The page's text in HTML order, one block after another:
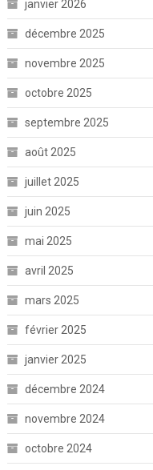
janvier 2026
décembre 2025
novembre 2025
octobre 2025
septembre 2025
août 2025
juillet 2025
juin 2025
mai 2025
avril 2025
mars 2025
février 2025
janvier 2025
décembre 2024
novembre 2024
octobre 2024